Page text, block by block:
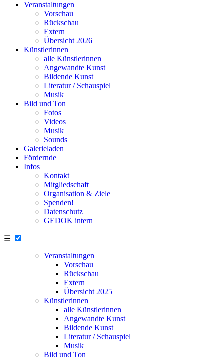
Veranstaltungen
Vorschau
Rückschau
Extern
Übersicht 2026
Künstlerinnen
alle Künstlerinnen
Angewandte Kunst
Bildende Kunst
Literatur / Schauspiel
Musik
Bild und Ton
Fotos
Videos
Musik
Sounds
Galerieladen
Fördernde
Infos
Kontakt
Mitgliedschaft
Organisation & Ziele
Spenden!
Datenschutz
GEDOK intern
☰
Veranstaltungen
Vorschau
Rückschau
Extern
Übersicht 2025
Künstlerinnen
alle Künstlerinnen
Angewandte Kunst
Bildende Kunst
Literatur / Schauspiel
Musik
Bild und Ton